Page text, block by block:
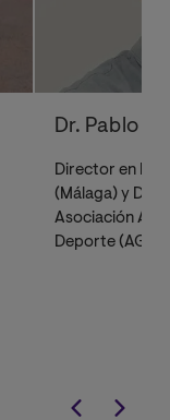
Dr. Pablo
Director en
(Málaga) y
Asociación
Deporte